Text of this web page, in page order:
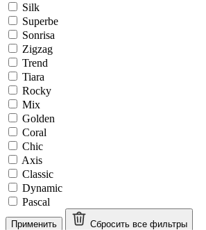
Silk
Superbe
Sonrisa
Zigzag
Trend
Tiara
Rocky
Mix
Golden
Coral
Chic
Axis
Classic
Dynamic
Pascal
Применить Сбросить все фильтры